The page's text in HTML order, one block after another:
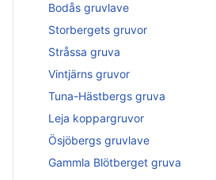
Bodås gruvlave
Storbergets gruvor
Stråssa gruva
Vintjärns gruvor
Tuna-Hästbergs gruva
Leja koppargruvor
Ösjöbergs gruvlave
Gammla Blötberget gruva